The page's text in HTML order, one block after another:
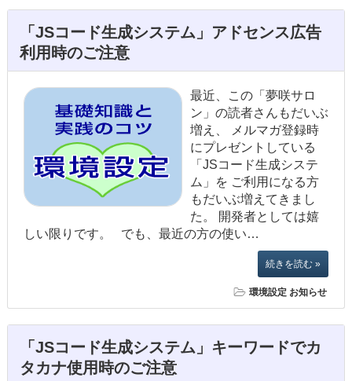
「JSコード生成システム」アドセンス広告
利用時のご注意
最近、この「夢咲サロ
ン」の読者さんもだいぶ
増え、 メルマガ登録時
にプレゼントしている
「JSコード生成システ
ム」を ご利用になる方
もだいぶ増えてきまし
た。 開発者としては嬉
しい限りです。 でも、最近の方の使い…
続きを読む »
環境設定 お知らせ
「JSコード生成システム」キーワードでカ
タカナ使用時のご注意